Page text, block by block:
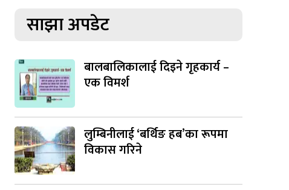
साझा अपडेट
बालबालिकालाई दिइने गृहकार्य –
एक विमर्श
लुम्बिनीलाई ‘बर्थिङ हब’का रूपमा
विकास गरिने